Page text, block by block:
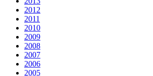
2012
2011
2010
2009
2008
2007
2006
2005